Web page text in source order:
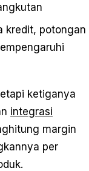
kredit, potongan
ketiganya
integrasi
margin
per